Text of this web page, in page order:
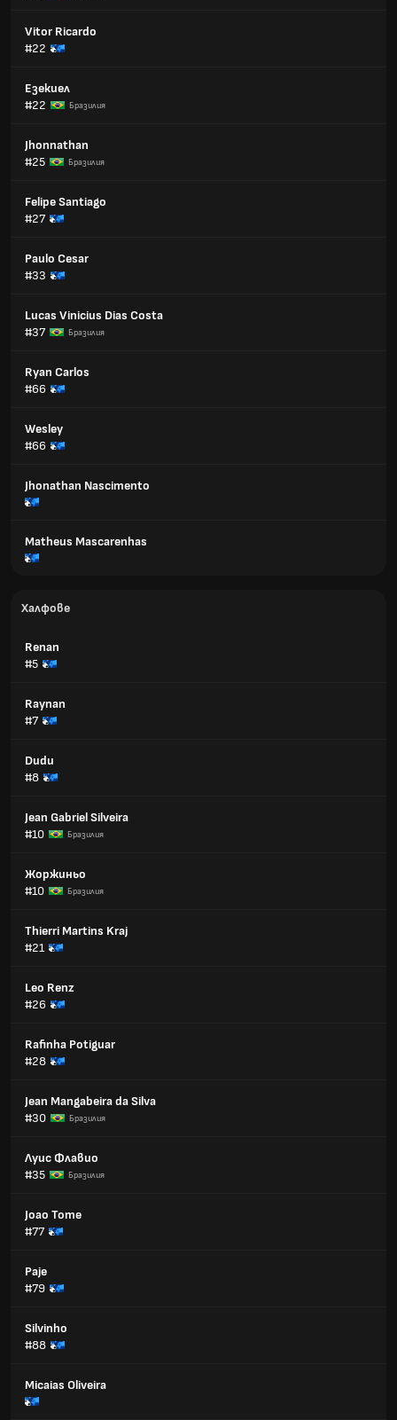
Vitor Ricardo
#22
Езекиел
#22
Бразилия
Jhonnathan
#25
Бразилия
Felipe Santiago
#27
Paulo Cesar
#33
Lucas Vinicius Dias Costa
#37
Бразилия
Ryan Carlos
#66
Wesley
#66
Jhonathan Nascimento
Matheus Mascarenhas
Халфове
Renan
#5
Raynan
#7
Dudu
#8
Jean Gabriel Silveira
#10
Бразилия
Жоржиньо
#10
Бразилия
Thierri Martins Kraj
#21
Leo Renz
#26
Rafinha Potiguar
#28
Jean Mangabeira da Silva
#30
Бразилия
Луис Флавио
#35
Бразилия
Joao Tome
#77
Paje
#79
Silvinho
#88
Micaias Oliveira